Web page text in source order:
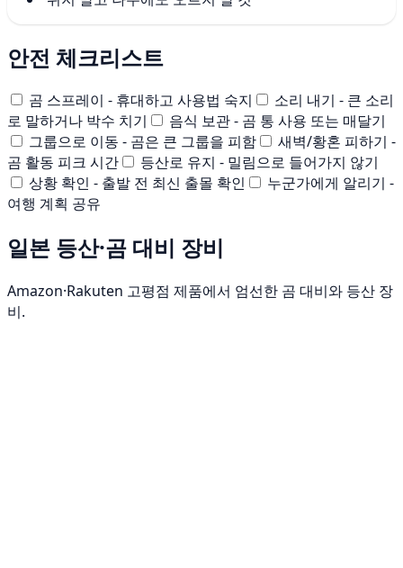
안전 체크리스트
곰 스프레이 - 휴대하고 사용법 숙지
소리 내기 - 큰 소리
로 말하거나 박수 치기
음식 보관 - 곰 통 사용 또는 매달기
그룹으로 이동 - 곰은 큰 그룹을 피함
새벽/황혼 피하기 -
곰 활동 피크 시간
등산로 유지 - 밀림으로 들어가지 않기
상황 확인 - 출발 전 최신 출몰 확인
누군가에게 알리기 -
여행 계획 공유
일본 등산·곰 대비 장비
Amazon·Rakuten 고평점 제품에서 엄선한 곰 대비와 등산 장
비.